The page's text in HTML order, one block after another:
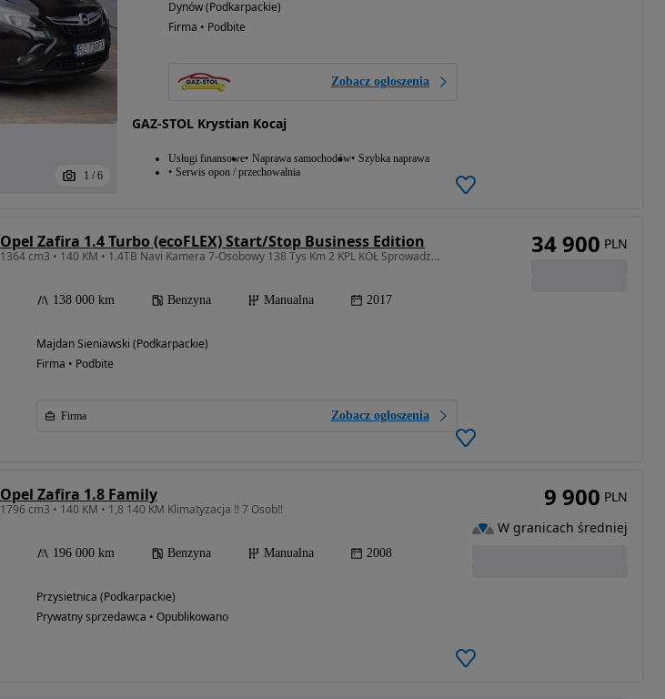
1 / 6
Dynów (Podkarpackie)
Firma • Podbite
Zobacz ogłoszenia
GAZ-STOL Krystian Kocaj
Usługi finansowe Naprawa samochodów Szybka naprawa
Serwis opon / przechowalnia
Opel Zafira 1.4 Turbo (ecoFLEX) Start/Stop Business Edition
1364 cm3 • 140 KM • 1.4TB Navi Kamera 7-Osobowy 138 Tys Km 2 KPL KÓŁ Sprowadzony
138 000 km Benzyna Manualna 2017
Majdan Sieniawski (Podkarpackie)
Firma • Podbite
Firma Zobacz ogłoszenia
34 900 PLN
Opel Zafira 1.8 Family
1796 cm3 • 140 KM • 1,8 140 KM Klimatyzacja !! 7 Osob!!
196 000 km Benzyna Manualna 2008
Przysietnica (Podkarpackie)
Prywatny sprzedawca • Opublikowano
9 900 PLN
W granicach średniej